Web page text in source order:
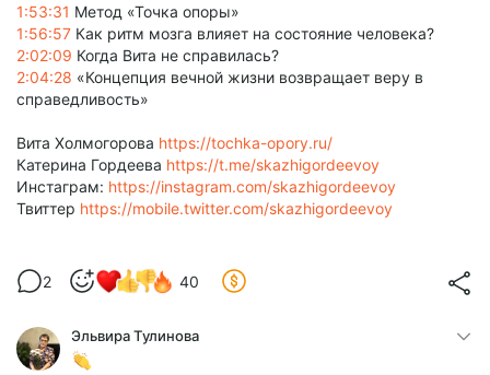
1:53:31 Метод «Точка опоры»
1:56:57 Как ритм мозга влияет на состояние человека?
2:02:09 Когда Вита не справилась?
2:04:28 «Концепция вечной жизни возвращает веру в
справедливость»
Вита Холмогорова https://tochka-opory.ru/
Катерина Гордеева https://t.me/skazhigordeevoy
Инстаграм: https://instagram.com/skazhigordeevoy
Твиттер https://mobile.twitter.com/skazhigordeevoy
2 40
Эльвира Тулинова